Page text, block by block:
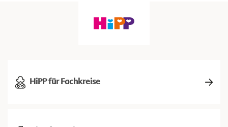
HiPP für Fachkreise